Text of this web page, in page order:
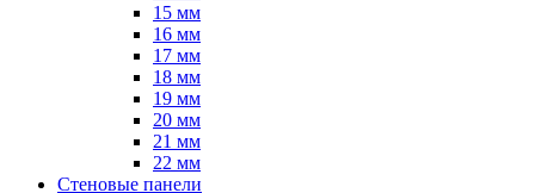
15 мм
16 мм
17 мм
18 мм
19 мм
20 мм
21 мм
22 мм
Стеновые панели